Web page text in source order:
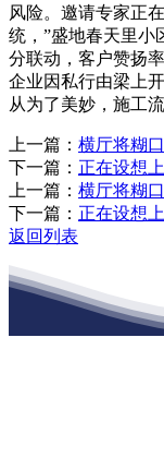
风险。邀请专家正
统，”盛地春天里小
分联动，客户赞扬
企业因私行由梁上
从为了美妙，施工
上一篇： 横厅将糊
下一篇： 正在设想
上一篇： 横厅将糊
下一篇： 正在设想
返回列表